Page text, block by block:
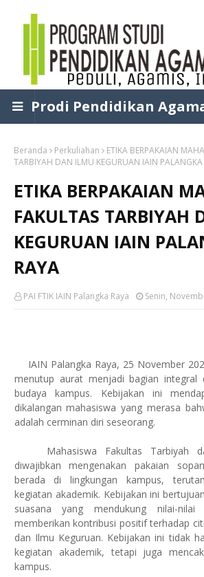
Prodi Pendidikan
Beranda Perkuliahan
ETIKA BERPAKAIAN
TARBIYAH DAN ILMU KEGURUAN IAIN PALANGKA
ETIKA BERPAKAIAN
FAKULTAS TARBIYAH
KEGURUAN IAIN
RAYA
PAI FTIK IAIN Palangka Raya Senin,
IAIN Palangka Raya, 25 November
menutup aurat menjadi bagian integral
budaya kampus. Kebijakan ini
dikalangan mahasiswa yang merasa
adalah cerminan diri seseorang.
Mahasiswa Fakultas Tarbiyah
diwajibkan mengenakan pakaian
berada di lingkungan kampus,
kegiatan akademik. Kebijakan ini
suasana yang mendukung nilai-nilai
memberikan kontribusi positif terhadap
dan Ilmu Keguruan. Kebijakan ini tidak
kegiatan akademik, tetapi juga
kampus.